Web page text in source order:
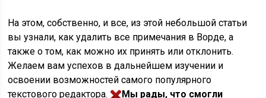
На этом, собственно, и все, из этой небольшой статьи
вы узнали, как удалить все примечания в Ворде, а
также о том, как можно их принять или отклонить.
Желаем вам успехов в дальнейшем изучении и
освоении возможностей самого популярного
текстового редактора.
Мы рады, что смогли